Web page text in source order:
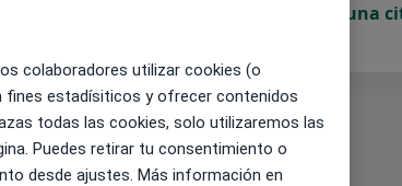
(1)
Pedir una
colaboradores utilizar cookies (o
fines estadísiticos y ofrecer contenidos
todas las cookies, solo utilizaremos las
Puedes retirar tu consentimiento o
desde ajustes. Más información en